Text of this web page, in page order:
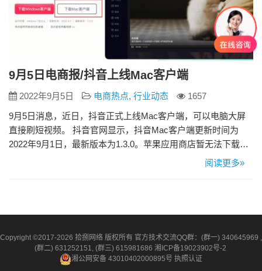
9月5日电商报/抖音上线Mac客户端
2022年9月5日 电商热点, 行业动态
1657
9月5日消息，近日，抖音正式上线Mac客户端，可以电脑大屏
直接刷短视频。 抖音官网显示，抖音Mac客户端更新时间为
2022年9月1日，最新版本为1.3.0。苹果应用商店暂无法下载抖
音Mac客户端，用户可在抖音官网下载。 目前，抖音在电脑
阅读更多»
Copyright ©2017-2026 拾捌网络 版权所有 官方技术交流QQ群：(群一) 340645969 ,
(群二) 631252151, (群三) 615981686 湘ICP备19023902号-2
湘公网安备 43010402000895号 执照认证